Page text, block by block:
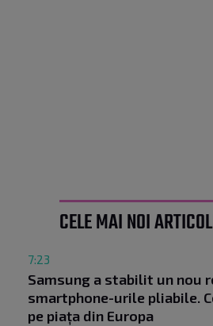
CELE MAI NOI
7:23
Samsung a stabilit un nou
smartphone-urile pliabile.
pe piața din Europa